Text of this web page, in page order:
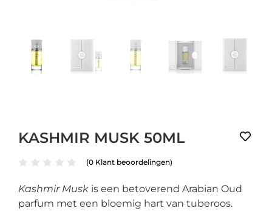
KASHMIR MUSK 50ML
(0 Klant beoordelingen)
Kashmir Musk is een betoverend Arabian Oud
parfum met een bloemig hart van tuberoos.